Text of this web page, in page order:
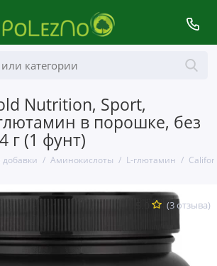
Nutrition, Sport,
в порошке, без
г (1 фунт)
Аминокислоты L-глютамин
(3 отзыва)